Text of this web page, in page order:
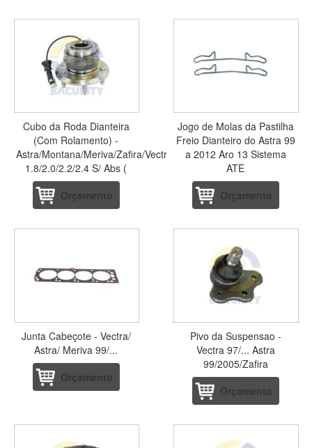
Cubo da Roda Dianteira
(Com Rolamento) -
Astra/Montana/Meriva/Zafira/Vectra
1.8/2.0/2.2/2.4 S/ Abs (
Orçamento
Jogo de Molas da Pastilha
Freio Dianteiro do Astra 99
a 2012 Aro 13 Sistema
ATE
Orçamento
Junta Cabeçote - Vectra/
Astra/ Meriva 99/...
Orçamento
Pivo da Suspensao -
Vectra 97/... Astra
99/2005/Zafira
Orçamento